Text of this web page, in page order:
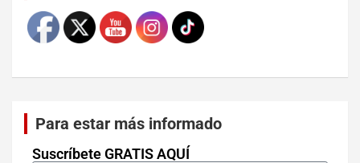
Para estar más informado
Suscríbete GRATIS AQUÍ